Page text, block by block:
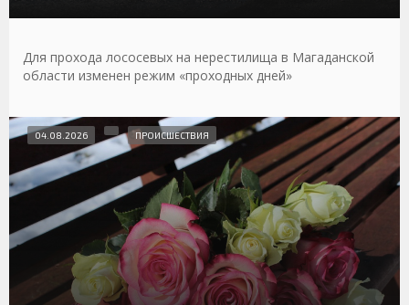
Для прохода лососевых на нерестилища в Магаданской
области изменен режим «проходных дней»
04.08.2026 ПРОИСШЕСТВИЯ